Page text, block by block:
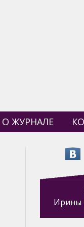
О ЖУРНАЛЕ
Ирины